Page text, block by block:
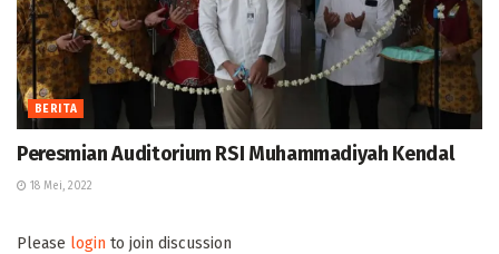
BERITA
Peresmian Auditorium RSI Muhammadiyah Kendal
18 Mei, 2022
Please login to join discussion